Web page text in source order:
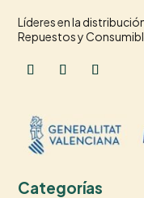
Líderes en la
Repuestos y
Categorías